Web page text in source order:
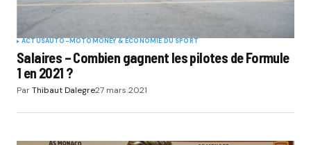
ACTUSAUTO-MOTOMONEY & ÉCONOMIE DU SPORT
Salaires – Combien gagnent les pilotes de Formule
1 en 2021 ?
ParThibaut Dalegre27 mars 2021